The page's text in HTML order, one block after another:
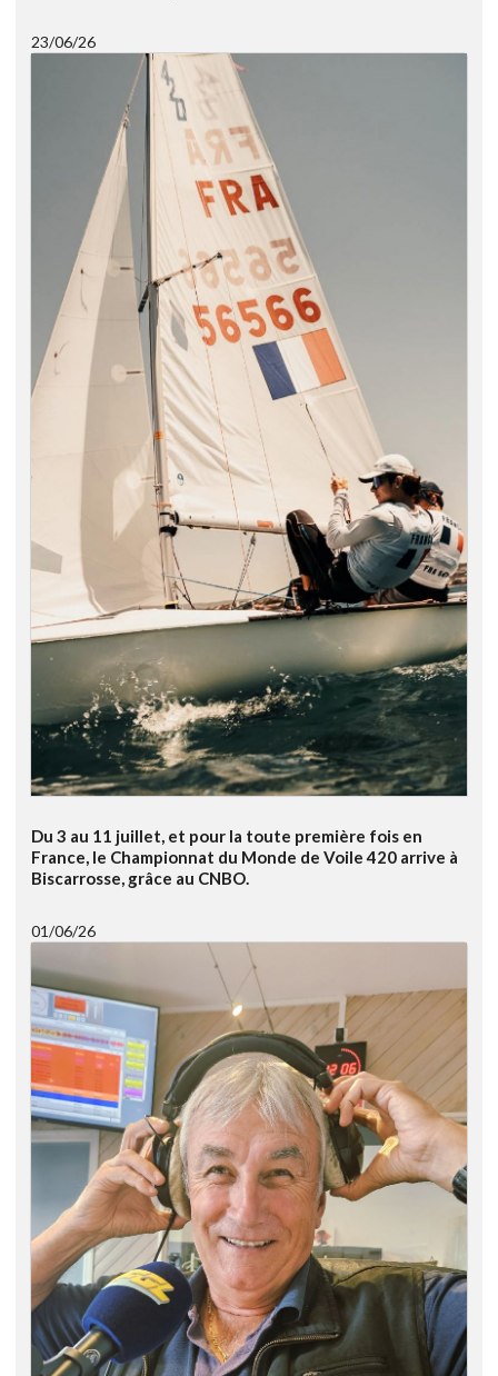
23/06/26
Du 3 au 11 juillet, et pour la toute première fois en
France, le Championnat du Monde de Voile 420 arrive à
Biscarrosse, grâce au CNBO.
01/06/26